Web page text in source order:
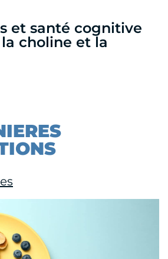
et santé cognitive
choline et la